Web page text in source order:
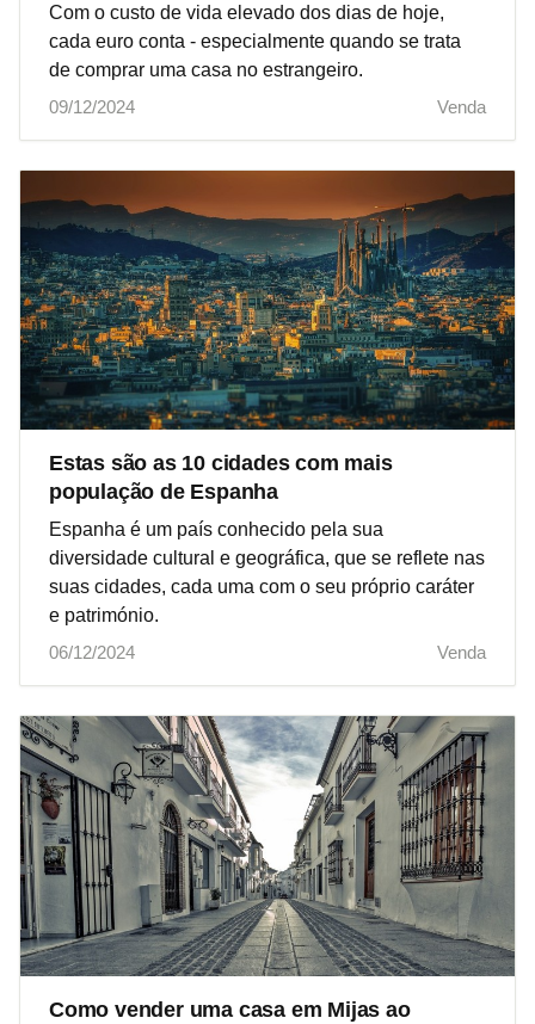
Com o custo de vida elevado dos dias de hoje,
cada euro conta - especialmente quando se trata
de comprar uma casa no estrangeiro.
09/12/2024
Venda
Estas são as 10 cidades com mais
população de Espanha
Espanha é um país conhecido pela sua
diversidade cultural e geográfica, que se reflete nas
suas cidades, cada uma com o seu próprio caráter
e património.
06/12/2024
Venda
Como vender uma casa em Mijas ao